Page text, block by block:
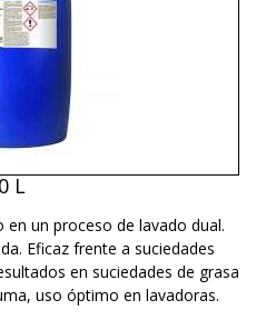
L
un proceso de lavado dual.
Eficaz frente a suciedades
en suciedades de grasa
uso óptimo en lavadoras.